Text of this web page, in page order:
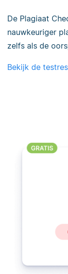
De Plagiaat
nauwkeuriger
zelfs als de
Bekijk de